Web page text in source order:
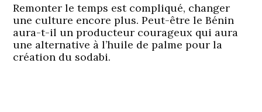
Remonter le temps est compliqué, changer
une culture encore plus. Peut-être le Bénin
aura-t-il un producteur courageux qui aura
une alternative à l’huile de palme pour la
création du sodabi.